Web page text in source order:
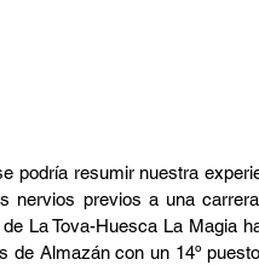
podría resumir nuestra
nervios previos a una
La Tova-Huesca La Magia
Almazán con un 14º